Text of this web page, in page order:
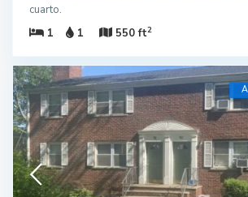
cuarto.
1
1 550 ft2